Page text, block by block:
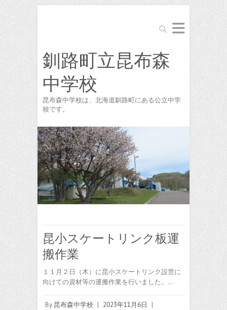
Search
釧路町立昆布森
中学校
昆布森中学校は、北海道釧路町にある公立中学
校です。
昆小スケートリンク板運
搬作業
１１月２日（木）に昆小スケートリンク設営に
向けての資材等の運搬作業を行いました。…
By 昆布森中学校 | 2023年11月6日
|